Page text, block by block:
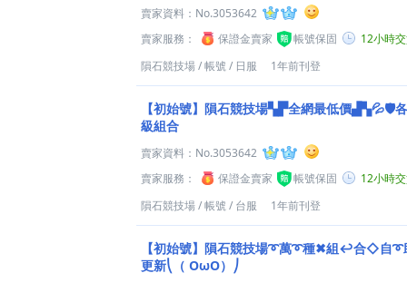
賣家資料： No.3053642
賣家服務：
保證金賣家 帳號保固
12小時
隕石競技場/帳號/ 日服 1年前刊登
【初始號】隕石競技場▚▛全網最低價▟▚💦🛡️各
級組合
賣家資料： No.3053642
賣家服務：
保證金賣家 帳號保固
12小時
隕石競技場/帳號/ 台服 1年前刊登
【初始號】隕石競技場➰萬➰種✖組↩合◇自
更新⎝（ OωO）⎠